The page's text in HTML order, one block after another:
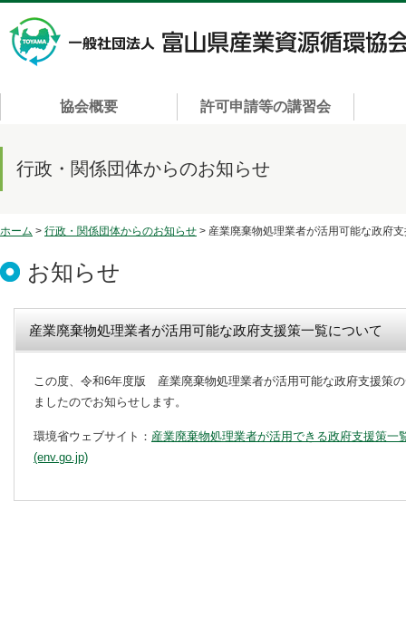
協会概要 許可申請等の講習会
行政・関係団体からのお知らせ
ホーム > 行政・関係団体からのお知らせ > 産業廃棄物処理業者が活用可能な政府
お知らせ
産業廃棄物処理業者が活用可能な政府支援策一覧について
この度、令和6年度版 産業廃棄物処理業者が活用可能な政府支援策
ましたのでお知らせします。
環境省ウェブサイト： 産業廃棄物処理業者が活用できる政府支援策一
(env.go.jp)